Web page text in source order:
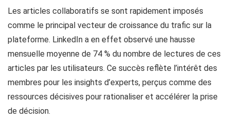
Les articles collaboratifs se sont rapidement imposés
comme le principal vecteur de croissance du trafic sur la
plateforme. LinkedIn a en effet observé une hausse
mensuelle moyenne de 74 % du nombre de lectures de ces
articles par les utilisateurs. Ce succès reflète l’intérêt des
membres pour les insights d’experts, perçus comme des
ressources décisives pour rationaliser et accélérer la prise
de décision.